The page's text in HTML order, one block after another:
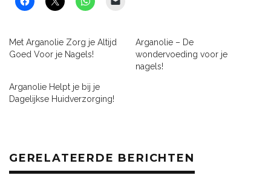
Met Arganolie Zorg je Altijd
Goed Voor je Nagels!
Arganolie – De
wondervoeding voor je
nagels!
Arganolie Helpt je bij je
Dagelijkse Huidverzorging!
GERELATEERDE BERICHTEN